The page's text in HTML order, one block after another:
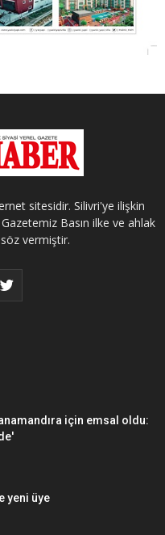
sitesidir. Silivri'ye ilişkin
Basın ilke ve ahlak
vermiştir.
için emsal oldu:
yeni üye